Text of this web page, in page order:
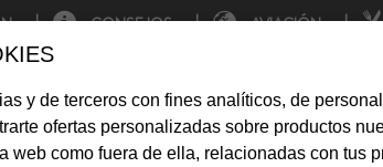
CONSEJOS AVIACIÓN
y de terceros con fines analíticos, de
ofertas personalizadas sobre productos
web como fuera de ella, relacionadas con tus